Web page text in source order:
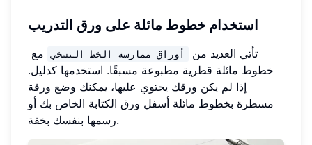
استخدام خطوط مائلة على ورق التدريب
تأتي العديد من أوراق ممارسة الخط النسخي
مع
خطوط مائلة قطرية مطبوعة مسبقًا. استخدمها كدليل.
إذا لم يكن ورقك يحتوي عليها، يمكنك وضع ورقة
مسطرة بخطوط مائلة أسفل ورق الكتابة الخاص بك أو
رسمها بنفسك بخفة.